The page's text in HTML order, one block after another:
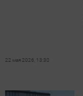
22 мая 2026, 13:30